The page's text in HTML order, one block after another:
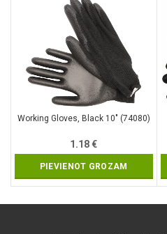
Working Gloves, Black 10″ (74080)
1.18€
PIEVIENOT GROZAM